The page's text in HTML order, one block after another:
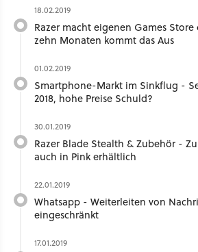
18.02.2019
Razer macht eigenen Games
zehn Monaten kommt das Aus
01.02.2019
Smartphone-Markt im Sinkflug -
2018, hohe Preise Schuld?
30.01.2019
Razer Blade Stealth & Zubehör -
auch in Pink erhältlich
22.01.2019
Whatsapp - Weiterleiten von
eingeschränkt
17.01.2019